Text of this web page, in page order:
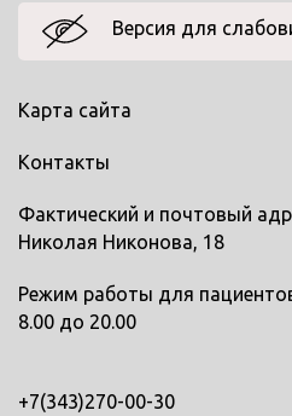
Версия для
Карта сайта
Контакты
Фактический и почтовый
Николая Никонова, 18
Режим работы для
8.00 до 20.00
+7(343)270-00-30